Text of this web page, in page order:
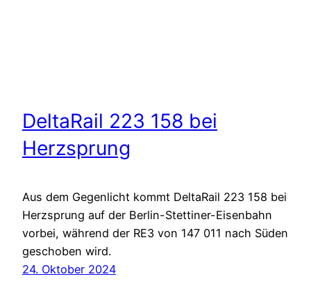
DeltaRail 223 158 bei
Herzsprung
Aus dem Gegenlicht kommt DeltaRail 223 158 bei
Herzsprung auf der Berlin-Stettiner-Eisenbahn
vorbei, während der RE3 von 147 011 nach Süden
geschoben wird.
24. Oktober 2024